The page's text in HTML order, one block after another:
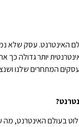
האינטרנט. עסק שלא
יותר גדולה
המתחרים שלנו
בעולם האינטרנט,